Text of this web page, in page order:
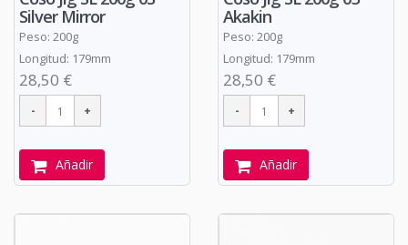
Silver Mirror
Peso: 200g
Longitud: 179mm
28,50 €
Añadir
Akakin
Peso: 200g
Longitud: 179mm
28,50 €
Añadir